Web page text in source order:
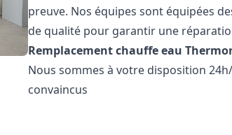
preuve. Nos équipes sont équipées
de qualité pour garantir une
Remplacement chauffe eau
Nous sommes à votre disposition
convaincus